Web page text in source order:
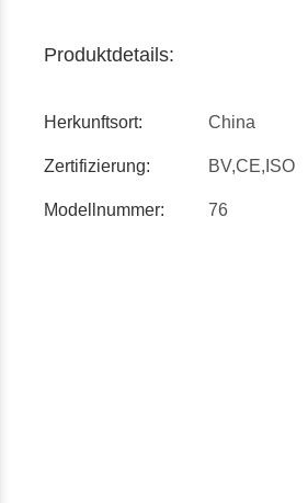
Produktdetails:
Herkunftsort: China
Zertifizierung: BV,CE,ISO
Modellnummer: 76